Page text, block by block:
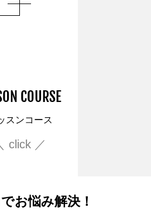
COURSE
スンコース
click ／
お悩み解決！